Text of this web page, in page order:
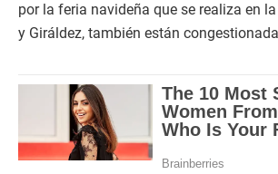
por la feria navideña que se realiza en la
y Giráldez, también están